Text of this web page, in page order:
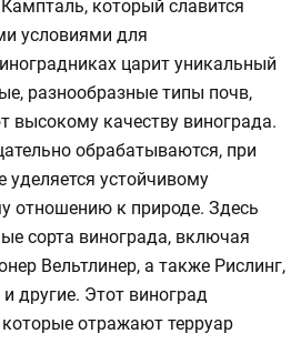
который славится
условиями для
царит уникальный
разнообразные типы почв,
высокому качеству винограда.
обрабатываются, при
устойчивому
отношению к природе. Здесь
сорта винограда, включая
Вельтлинер, а также Рислинг,
другие. Этот виноград
отражают терруар